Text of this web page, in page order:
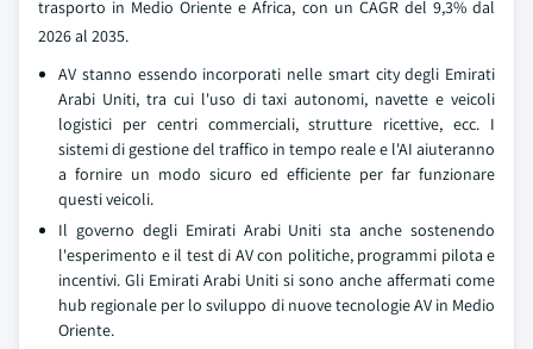
trasporto in Medio Oriente e Africa, con un CAGR del 9,3% dal
2026 al 2035.
AV stanno essendo incorporati nelle smart city degli Emirati
Arabi Uniti, tra cui l'uso di taxi autonomi, navette e veicoli
logistici per centri commerciali, strutture ricettive, ecc. I
sistemi di gestione del traffico in tempo reale e l'AI aiuteranno
a fornire un modo sicuro ed efficiente per far funzionare
questi veicoli.
Il governo degli Emirati Arabi Uniti sta anche sostenendo
l'esperimento e il test di AV con politiche, programmi pilota e
incentivi. Gli Emirati Arabi Uniti si sono anche affermati come
hub regionale per lo sviluppo di nuove tecnologie AV in Medio
Oriente.